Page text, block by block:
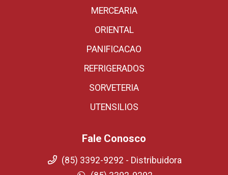
MERCEARIA
ORIENTAL
PANIFICACAO
REFRIGERADOS
SORVETERIA
UTENSILIOS
Fale Conosco
(85) 3392-9292 - Distribuidora